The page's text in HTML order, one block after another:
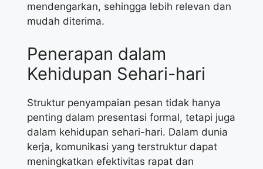
mendengarkan, sehingga lebih relevan dan
mudah diterima.
Penerapan dalam
Kehidupan Sehari-hari
Struktur penyampaian pesan tidak hanya
penting dalam presentasi formal, tetapi juga
dalam kehidupan sehari-hari. Dalam dunia
kerja, komunikasi yang terstruktur dapat
meningkatkan efektivitas rapat dan